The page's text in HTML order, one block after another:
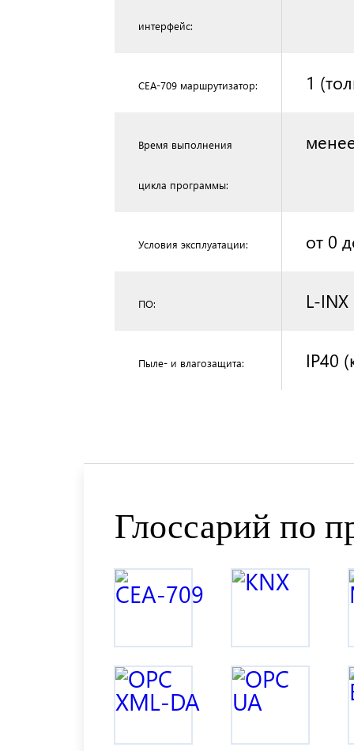
интерфейс:
CEA‑709 маршрутизатор: 1
Время выполнения
цикла программы:
Условия эксплуатации: от 0
ПО:
Пыле- и влагозащита: IP40
Глоссарий по